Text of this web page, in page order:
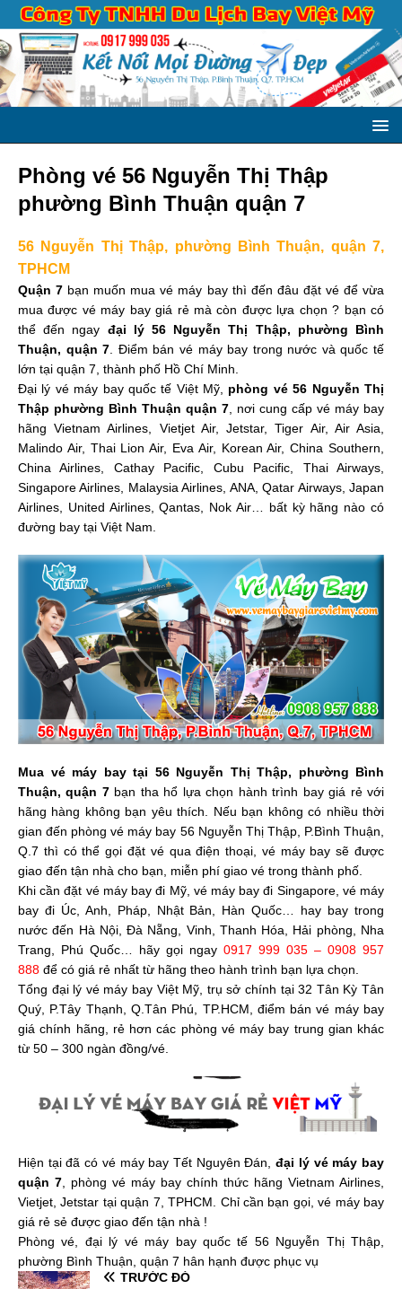
Phòng vé 56 Nguyễn Thị Thập
phường Bình Thuận quận 7
56 Nguyễn Thị Thập, phường Bình Thuận, quận 7,
TPHCM
Quận 7 bạn muốn mua vé máy bay thì đến đâu đặt vé để vừa
mua được vé máy bay giá rẻ mà còn được lựa chọn ? bạn có
thể đến ngay đại lý 56 Nguyễn Thị Thập, phường Bình
Thuận, quận 7. Điểm bán vé máy bay trong nước và quốc tế
lớn tại quận 7, thành phố Hồ Chí Minh.
Đại lý vé máy bay quốc tế Việt Mỹ, phòng vé 56 Nguyễn Thị
Thập phường Bình Thuận quận 7, nơi cung cấp vé máy bay
hãng Vietnam Airlines, Vietjet Air, Jetstar, Tiger Air, Air Asia,
Malindo Air, Thai Lion Air, Eva Air, Korean Air, China Southern,
China Airlines, Cathay Pacific, Cubu Pacific, Thai Airways,
Singapore Airlines, Malaysia Airlines, ANA, Qatar Airways, Japan
Airlines, United Airlines, Qantas, Nok Air… bất kỳ hãng nào có
đường bay tại Việt Nam.
Mua vé máy bay tại 56 Nguyễn Thị Thập, phường Bình
Thuận, quận 7bạn tha hổ lựa chọn hành trình bay giá rẻ với
hãng hàng không bạn yêu thích. Nếu bạn không có nhiều thời
gian đến phòng vé máy bay 56 Nguyễn Thị Thập, P.Bình Thuận,
Q.7 thì có thể gọi đặt vé qua điện thoại, vé máy bay sẽ được
giao đến tận nhà cho bạn, miễn phí giao vé trong thành phố.
Khi cần đặt vé máy bay đi Mỹ, vé máy bay đi Singapore, vé máy
bay đi Úc, Anh, Pháp, Nhật Bản, Hàn Quốc… hay bay trong
nước đến Hà Nội, Đà Nẵng, Vinh, Thanh Hóa, Hải phòng, Nha
Trang, Phú Quốc… hãy gọi ngay 0917 999 035 – 0908 957
888 để có giá rẻ nhất từ hãng theo hành trình bạn lựa chọn.
Tổng đại lý vé máy bay Việt Mỹ, trụ sở chính tại 32 Tân Kỳ Tân
Quý, P.Tây Thạnh, Q.Tân Phú, TP.HCM, điểm bán vé máy bay
giá chính hãng, rẻ hơn các phòng vé máy bay trung gian khác
từ 50 – 300 ngàn đồng/vé.
Hiện tại đã có vé máy bay Tết Nguyên Đán,đại lý vé máy bay
quận 7 , phòng vé máy bay chính thức hãng Vietnam Airlines,
Vietjet, Jetstar tại quận 7, TPHCM. Chỉ cần bạn gọi, vé máy bay
giá rẻ sẻ được giao đến tận nhà !
Phòng vé, đại lý vé máy bay quốc tế 56 Nguyễn Thị Thập,
phường Bình Thuận, quận 7 hân hạnh được phục vụ
TRƯỚC ĐÓ